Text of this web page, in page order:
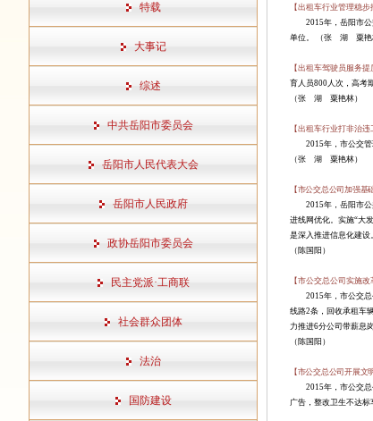
特载
大事记
综述
中共岳阳市委员会
岳阳市人民代表大会
岳阳市人民政府
政协岳阳市委员会
民主党派·工商联
社会群众团体
法治
国防建设
【出租车行业管理稳步
2015年，岳阳市
单位。
（张 湖 粟艳
【出租车驾驶员服务提
育人员800人次，高考
（张 湖 粟艳林）
【出租车行业打非治违
2015年，市公交
（张 湖 粟艳林）
【市公交总公司加强基
2015年，岳阳市
进线网优化。实施“大
是深入推进信息化建设
（陈国阳）
【市公交总公司实施改
2015年，市公交
线路2条，回收承租车
力推进6分公司带薪息
（陈国阳）
【市公交总公司开展文
2015年，市公交
广告，整改卫生不达标